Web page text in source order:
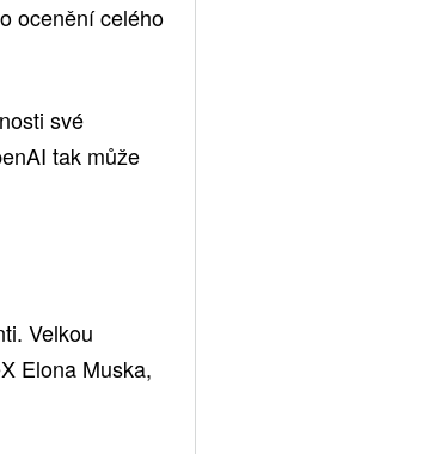
ocenění celého
své
tak může
Velkou
Elona Muska,